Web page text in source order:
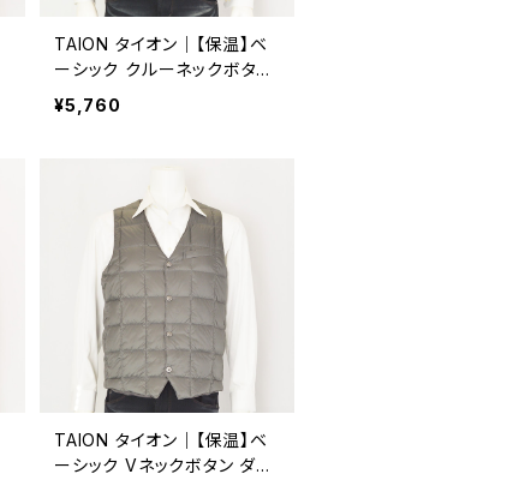
TAION タイオン｜【保温】ベ
ーシック クルーネックボタン
インナーダウンベスト｜軽量
洗濯可能 メンズ taion-004
¥5,760
TAION タイオン｜【保温】ベ
ーシック Vネックボタン ダウ